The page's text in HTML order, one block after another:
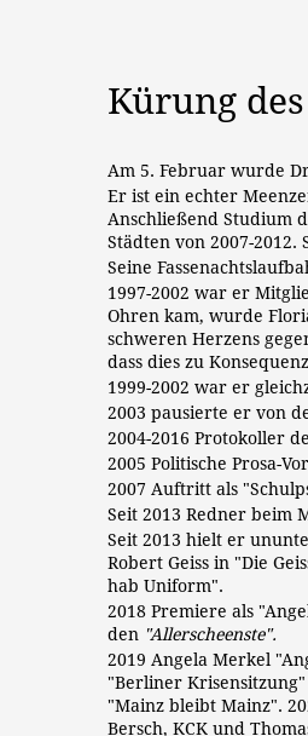
Kürung
Am 5. Februar wurde
Er ist ein echter
Anschließend Studium
Städten von 2007-
Seine
1997-2002 war er
Ohren kam, wurde
schweren Herzens
dass dies zu
1999-2002 war er
2003 pausierte er von
2004-2016 Protokoller
2005 Politische Prosa-
2007 Auftritt als
Seit 2013 Redner beim
Seit 2013 hielt er
Robert Geiss in "Die
hab Uniform".
2018 Premiere als
den "Allerscheenste".
2019 Angela Merkel
"Berliner
"Mainz bleibt Mainz".
Bersch, KCK und